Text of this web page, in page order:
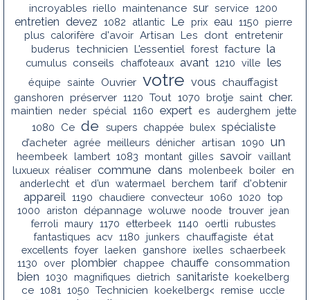
incroyables riello maintenance sur service 1200
entretien devez 1082 atlantic Le prix eau 1150
pierre
plus
calorifère d'avoir Artisan Les dont entretenir
buderus technicien L'essentiel forest facture la
cumulus conseils chaffoteaux avant 1210 ville les
équipe sainte Ouvrier votre vous chauffagist
ganshoren préserver 1120 Tout 1070 brotje saint cher.
maintien neder spécial 1160 expert es auderghem
jette
1080
Ce de supers chappée bulex spécialiste
d’acheter agrée meilleurs dénicher artisan 1090 un
heembeek lambert 1083 montant gilles savoir vaillant
luxueux réaliser commune dans molenbeek boiler en
anderlecht et d’un watermael berchem tarif d'obtenir
appareil 1190 chaudiere convecteur 1060 1020 top
1000
ariston dépannage woluwe noode trouver jean
ferroli
maury 1170 etterbeek 1140 oertli
rubustes
fantastiques
acv 1180 junkers chauffagiste état
excellents foyer laeken ganshore ixelles schaerbeek
1130
over plombier chappee chauffe consommation
bien 1030 magnifiques dietrich sanitariste koekelberg
ce 1081 1050 Technicien koekelberg< remise uccle